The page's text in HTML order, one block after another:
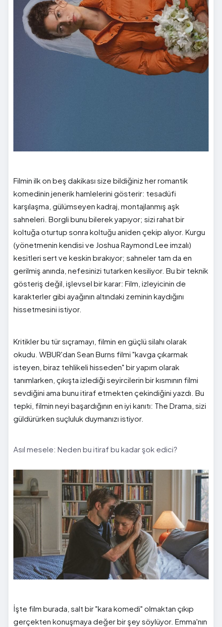
Filmin ilk on beş dakikası size bildiğiniz her romantik
komedinin jenerik hamlelerini gösterir: tesadüfi
karşılaşma, gülümseyen kadraj, montajlanmış aşk
sahneleri. Borgli bunu bilerek yapıyor; sizi rahat bir
koltuğa oturtup sonra koltuğu aniden çekip alıyor. Kurgu
(yönetmenin kendisi ve Joshua Raymond Lee imzalı)
kesitleri sert ve keskin bırakıyor; sahneler tam da en
gerilmiş anında, nefesinizi tutarken kesiliyor. Bu bir teknik
gösteriş değil, işlevsel bir karar: Film, izleyicinin de
karakterler gibi ayağının altındaki zeminin kaydığını
hissetmesini istiyor.
Kritikler bu tür sıçramayı, filmin en güçlü silahı olarak
okudu. WBUR'dan Sean Burns filmi "kavga çıkarmak
isteyen, biraz tehlikeli hisseden" bir yapım olarak
tanımlarken, çıkışta izlediği seyircilerin bir kısmının filmi
sevdiğini ama bunu itiraf etmekten çekindiğini yazdı. Bu
tepki, filmin neyi başardığının en iyi kanıtı: The Drama, sizi
güldürürken suçluluk duymanızı istiyor.
Asıl mesele: Neden bu itiraf bu kadar şok edici?
İşte film burada, salt bir "kara komedi" olmaktan çıkıp
gerçekten konuşmaya değer bir şey söylüyor. Emma'nın